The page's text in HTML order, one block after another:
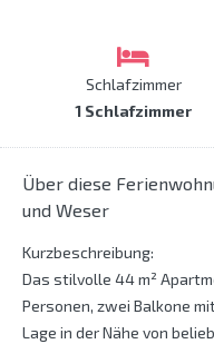
Schlafzimmer
1 Schlafzimmer
Über diese
und Weser
Kurzbeschreibung:
Das stilvolle 44 m²
Personen, zwei Balkone
Lage in der Nähe von